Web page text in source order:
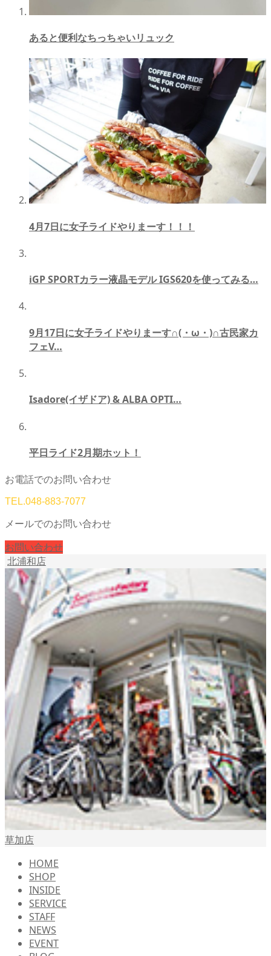
あると便利なちっちゃいリュック
4月7日に女子ライドやりまーす！！！
iGP SPORTカラー液晶モデル IGS620を使ってみる…
9月17日に女子ライドやりまーす∩(・ω・)∩古民家カ
フェV…
Isadore(イザドア) & ALBA OPTI…
平日ライド2月期ホット！
お電話でのお問い合わせ
TEL.048-883-7077
メールでのお問い合わせ
お問い合わせ
北浦和店
草加店
HOME
SHOP
INSIDE
SERVICE
STAFF
NEWS
EVENT